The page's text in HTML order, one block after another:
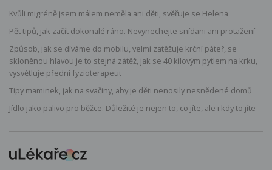
Kvůli migréně jsem málem neměla ani děti, svěřuje se Helena
Pět tipů, jak začít dokonalé ráno. Nevynechejte snídani ani protažení
Způsob, jak se díváme do mobilu, velmi zatěžuje krční páteř, se
skloněnou hlavou je to stejná zátěž, jak se 40 kilovým pytlem na krku,
vysvětluje přední fyzioterapeut
Tipy maminek, jak na svačiny, aby je děti nenosily nesnědené domů
Jídlo jako palivo pro běžce: Důležité je nejen to, co jíte, ale i kdy to jíte